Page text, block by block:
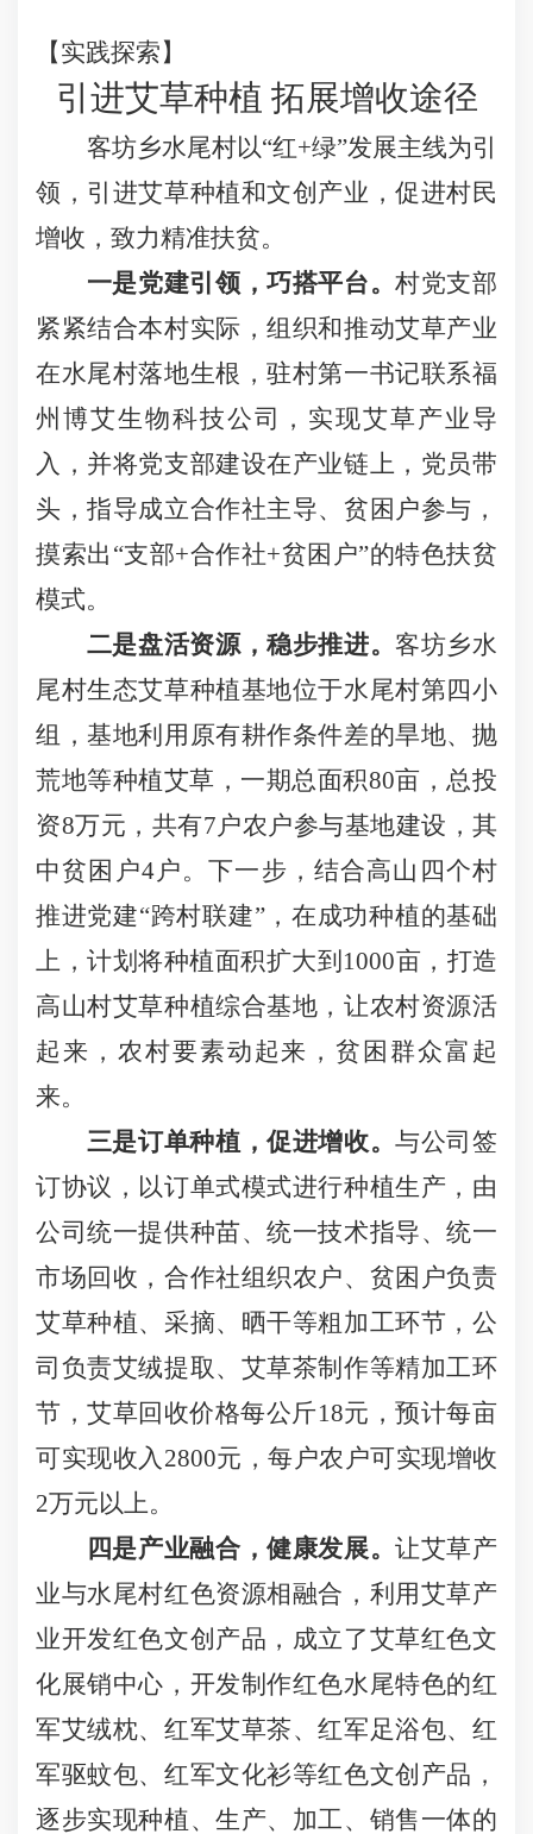
【实践探索】
引进艾草种植 拓展增收途径
客坊乡水尾村以“红+绿”发展主线为引
领，引进艾草种植和文创产业，促进村民
增收，致力精准扶贫。
一是党建引领，巧搭平台。村党支部
紧紧结合本村实际，组织和推动艾草产业
在水尾村落地生根，驻村第一书记联系福
州博艾生物科技公司，实现艾草产业导
入，并将党支部建设在产业链上，党员带
头，指导成立合作社主导、贫困户参与，
摸索出“支部+合作社+贫困户”的特色扶贫
模式。
二是盘活资源，稳步推进。客坊乡水
尾村生态艾草种植基地位于水尾村第四小
组，基地利用原有耕作条件差的旱地、抛
荒地等种植艾草，一期总面积80亩，总投
资8万元，共有7户农户参与基地建设，其
中贫困户4户。下一步，结合高山四个村
推进党建“跨村联建”，在成功种植的基础
上，计划将种植面积扩大到 1000亩，打造
高山村艾草种植综合基地，让农村资源活
起来，农村要素动起来，贫困群众富起
来。
三是订单种植，促进增收。与公司签
订协议，以订单式模式进行种植生产，由
公司统一提供种苗、统一技术指导、统一
市场回收，合作社组织农户、贫困户负责
艾草种植、采摘、晒干等粗加工环节，公
司负责艾绒提取、艾草茶制作等精加工环
节，艾草回收价格每公斤18元，预计每亩
可实现收入 2800元，每户农户可实现增收
2万元以上。
四是产业融合，健康发展。让艾草产
业与水尾村红色资源相融合，利用艾草产
业开发红色文创产品，成立了艾草红色文
化展销中心，开发制作红色水尾特色的红
军艾绒枕、红军艾草茶、红军足浴包、红
军驱蚊包、红军文化衫等红色文创产品，
逐步实现种植、生产、加工、销售一体的